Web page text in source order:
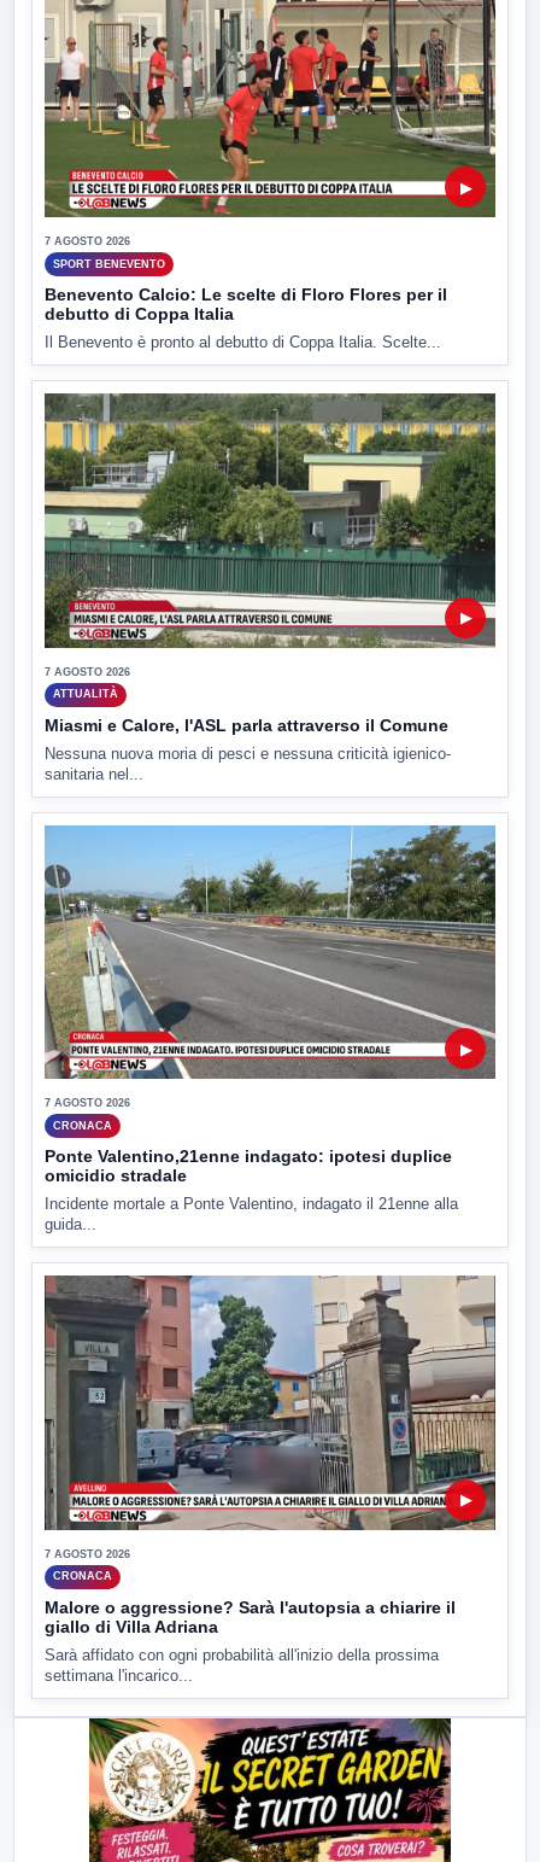
▶
7 AGOSTO 2026
SPORT BENEVENTO
Benevento Calcio: Le scelte di Floro Flores per il
debutto di Coppa Italia
Il Benevento è pronto al debutto di Coppa Italia. Scelte...
▶
7 AGOSTO 2026
ATTUALITÀ
Miasmi e Calore, l'ASL parla attraverso il Comune
Nessuna nuova moria di pesci e nessuna criticità igienico-
sanitaria nel...
▶
7 AGOSTO 2026
CRONACA
Ponte Valentino,21enne indagato: ipotesi duplice
omicidio stradale
Incidente mortale a Ponte Valentino, indagato il 21enne alla
guida...
▶
7 AGOSTO 2026
CRONACA
Malore o aggressione? Sarà l'autopsia a chiarire il
giallo di Villa Adriana
Sarà affidato con ogni probabilità all'inizio della prossima
settimana l'incarico...